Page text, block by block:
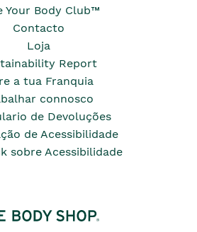
Your Body Club™
Contacto
Loja
Report
a tua Franquia
connosco
de Devoluções
de Acessibilidade
sobre Acessibilidade